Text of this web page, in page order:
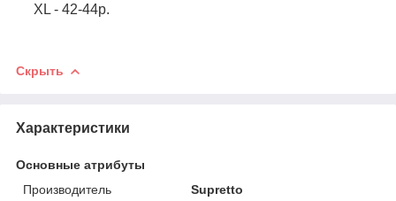
XL - 42-44р.
Скрыть
Характеристики
Основные атрибуты
Производитель
Supretto